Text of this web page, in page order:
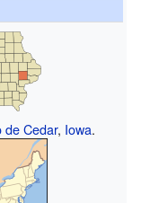
de Cedar, Iowa.